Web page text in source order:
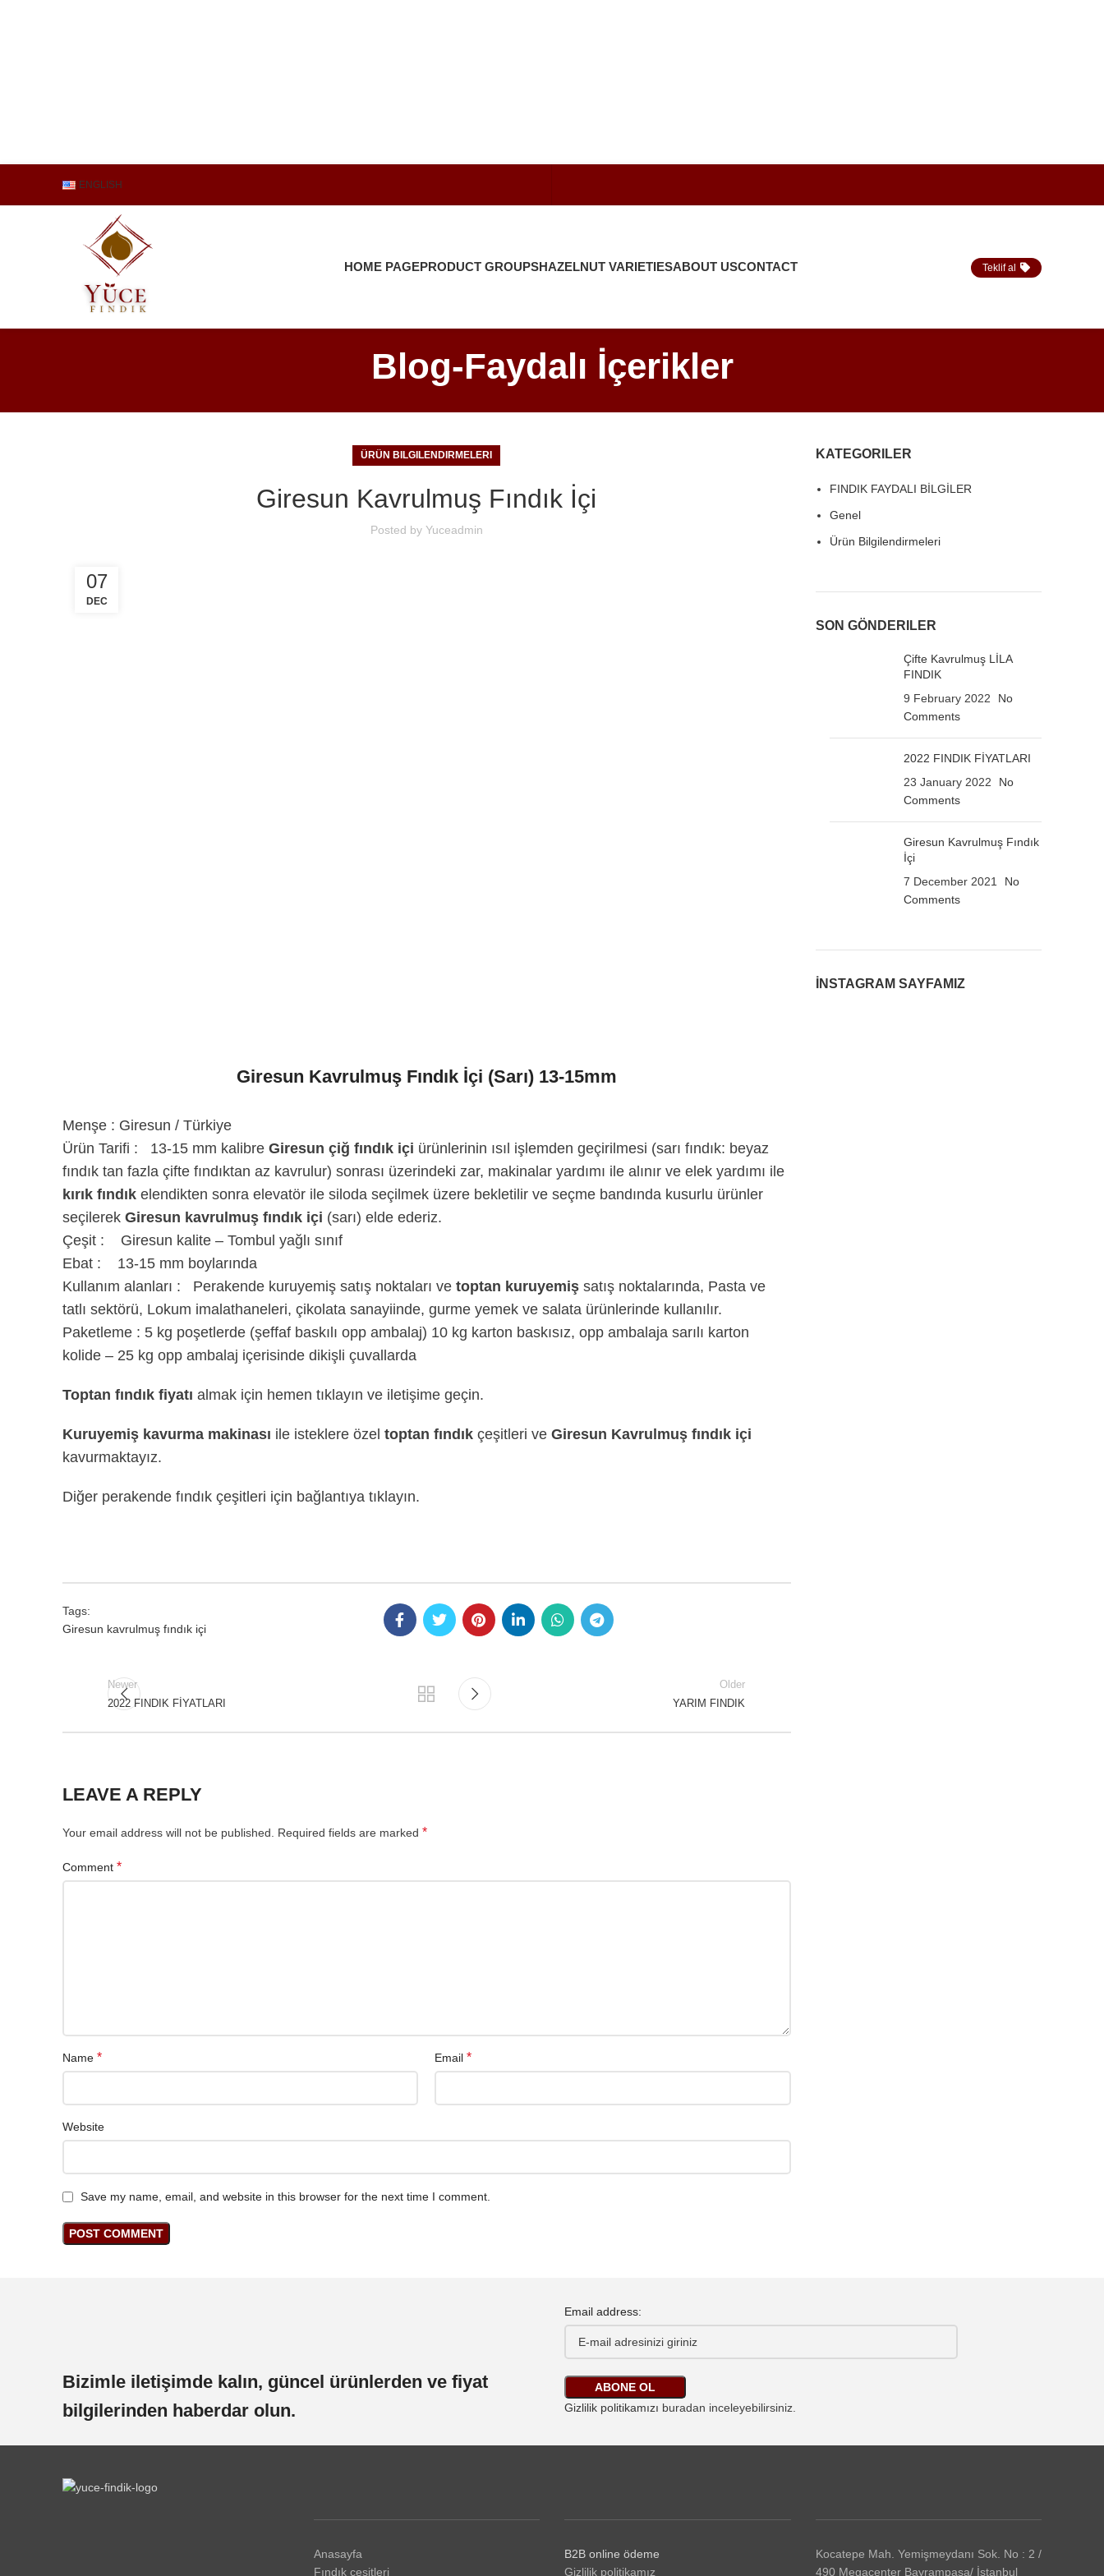
ENGLISH
HOME PAGEPRODUCT GROUPSHAZELNUT VARIETIESABOUT USCONTACT Teklif al
Blog-Faydalı İçerikler
ÜRÜN BILGILENDIRMELERI
Giresun Kavrulmuş Fındık İçi
Posted by Yuceadmin
07
DEC
Giresun Kavrulmuş Fındık İçi (Sarı) 13-15mm
Menşe : Giresun / Türkiye
Ürün Tarifi : 13-15 mm kalibre Giresun çiğ fındık içi ürünlerinin ısıl işlemden geçirilmesi (sarı fındık: beyaz
fındık tan fazla çifte fındıktan az kavrulur) sonrası üzerindeki zar, makinalar yardımı ile alınır ve elek yardımı ile
kırık fındık elendikten sonra elevatör ile siloda seçilmek üzere bekletilir ve seçme bandında kusurlu ürünler
seçilerek Giresun kavrulmuş fındık içi (sarı) elde ederiz.
Çeşit : Giresun kalite – Tombul yağlı sınıf
Ebat : 13-15 mm boylarında
Kullanım alanları : Perakende kuruyemiş satış noktaları ve toptan kuruyemiş satış noktalarında, Pasta ve
tatlı sektörü, Lokum imalathaneleri, çikolata sanayiinde, gurme yemek ve salata ürünlerinde kullanılır.
Paketleme : 5 kg poşetlerde (şeffaf baskılı opp ambalaj) 10 kg karton baskısız, opp ambalaja sarılı karton
kolide – 25 kg opp ambalaj içerisinde dikişli çuvallarda
Toptan fındık fiyatı almak için hemen tıklayın ve iletişime geçin.
Kuruyemiş kavurma makinası ile isteklere özel toptan fındık çeşitleri ve Giresun Kavrulmuş fındık içi
kavurmaktayız.
Diğer perakende fındık çeşitleri için bağlantıya tıklayın.
Tags:
Giresun kavrulmuş fındık içi
Newer
2022 FINDIK FİYATLARI
Older
YARIM FINDIK
LEAVE A REPLY
Your email address will not be published. Required fields are marked *
Comment *
Name * Email*
Website
Save my name, email, and website in this browser for the next time I comment.
KATEGORILER
FINDIK FAYDALI BİLGİLER
Genel
Ürün Bilgilendirmeleri
SON GÖNDERILER
Çifte Kavrulmuş LİLA
FINDIK
9 February 2022
No
Comments
2022 FINDIK FİYATLARI
23 January 2022
No
Comments
Giresun Kavrulmuş Fındık
İçi
7 December 2021
No
Comments
İNSTAGRAM SAYFAMIZ
Bizimle iletişimde kalın, güncel ürünlerden ve fiyat
bilgilerinden haberdar olun.
Email address:
Gizlilik politikamızı buradan inceleyebilirsiniz.
Anasayfa
Fındık çeşitleri
B2B online ödeme
Gizlilik politikamız
Kocatepe Mah. Yemişmeydanı Sok. No : 2 /
490 Megacenter Bayrampaşa/ İstanbul